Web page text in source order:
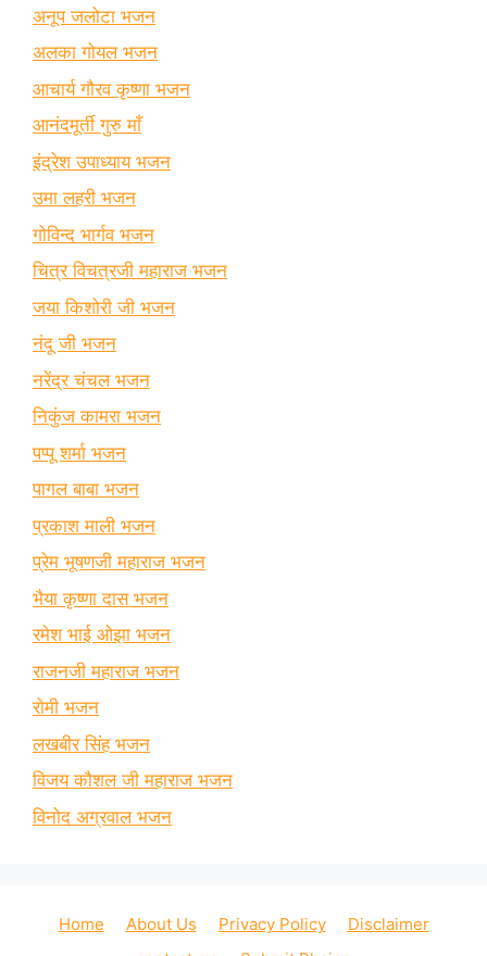
अनूप जलोटा भजन
अलका गोयल भजन
आचार्य गौरव कृष्णा भजन
आनंदमूर्ती गुरु माँ
इंद्रेश उपाध्याय भजन
उमा लहरी भजन
गोविन्द भार्गव भजन
चित्र विचत्रजी महाराज भजन
जया किशोरी जी भजन
नंदू जी भजन
नरेंद्र चंचल भजन
निकुंज कामरा भजन
पप्पू शर्मा भजन
पागल बाबा भजन
प्रकाश माली भजन
प्रेम भूषणजी महाराज भजन
भैया कृष्णा दास भजन
रमेश भाई ओझा भजन
राजनजी महाराज भजन
रोमी भजन
लखबीर सिंह भजन
विजय कौशल जी महाराज भजन
विनोद अग्रवाल भजन
Home About Us Privacy Policy
Disclaimer